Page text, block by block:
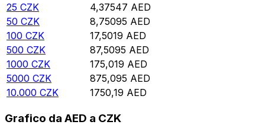
25 CZK 4,37547 AED
50 CZK 8,75095 AED
100 CZK 17,5019 AED
500 CZK 87,5095 AED
1000 CZK 175,019 AED
5000 CZK 875,095 AED
10.000 CZK 1750,19 AED
Grafico da AED a CZK